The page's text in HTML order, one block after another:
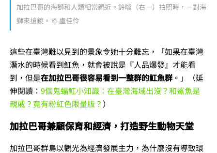
加拉巴哥的海獅和人類相當親近。鈴噹（右一）拍照時，一對海
獅來搶鏡。 © 盧佳伶
這些在臺灣難以見到的景象令她十分難忘，「如果在臺灣
潛水的時候看到魟魚，就會被說是『人品爆發』才能看
到，但是在加拉巴哥很容易看到一整群的魟魚群。」（延
伸閱讀： 9個鬼蝠魟小知識：在臺灣海域出沒？和鯊魚是
親戚？竟有粉紅色限量版？ ）
加拉巴哥兼顧保育和經濟，打造野生動物天堂
加拉巴哥群島以觀光為經濟發展主力，為什麼沒有導致環